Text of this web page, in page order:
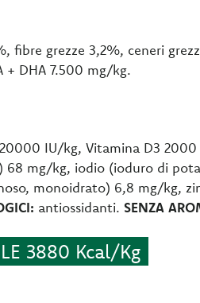
fibre grezze 3,2%, ceneri
+ DHA 7.500 mg/kg.
IU/kg, Vitamina D3
mg/kg, iodio (ioduro di
monoidrato) 6,8 mg/kg,
antiossidanti. SENZA
3880 Kcal/Kg